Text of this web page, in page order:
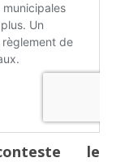
le